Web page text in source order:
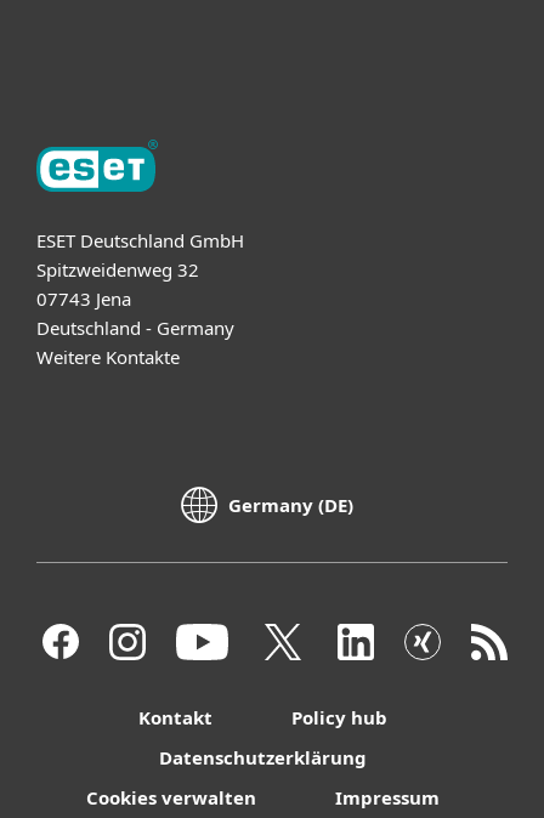
ESET Deutschland GmbH
Spitzweidenweg 32
07743 Jena
Deutschland - Germany
Weitere Kontakte
Germany (DE)
Kontakt
Policy hub
Datenschutzerklärung
Cookies verwalten
Impressum